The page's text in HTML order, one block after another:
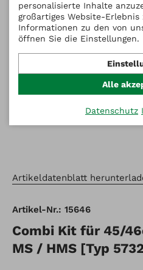
Artikeldatenblatt
Artikel-Nr.: 15646
Combi Kit für 45/
MS / HMS [Typ
personalisierte Inhalte
großartiges Website-
Informationen zu den von
öffnen Sie die Einstellungen.
Alle
Datenschutz